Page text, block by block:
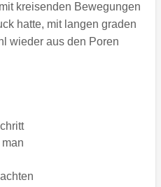
kreisenden Bewegungen
hatte, mit langen graden
wieder aus den Poren
man